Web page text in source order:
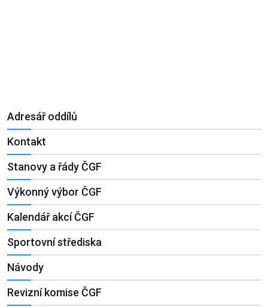
Adresář oddílů
Kontakt
Stanovy a řády ČGF
Výkonný výbor ČGF
Kalendář akcí ČGF
Sportovní střediska
Návody
Revizní komise ČGF